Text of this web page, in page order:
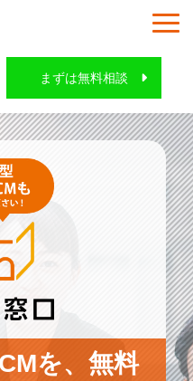
まずは無料相談
一覧
理由
一覧
/料金
集
を、無料